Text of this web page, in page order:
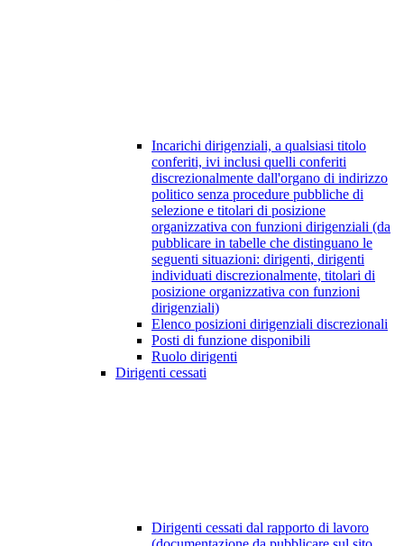
Incarichi dirigenziali, a qualsiasi titolo
conferiti, ivi inclusi quelli conferiti
discrezionalmente dall'organo di indirizzo
politico senza procedure pubbliche di
selezione e titolari di posizione
organizzativa con funzioni dirigenziali (da
pubblicare in tabelle che distinguano le
seguenti situazioni: dirigenti, dirigenti
individuati discrezionalmente, titolari di
posizione organizzativa con funzioni
dirigenziali)
Elenco posizioni dirigenziali discrezionali
Posti di funzione disponibili
Ruolo dirigenti
Dirigenti cessati
Dirigenti cessati dal rapporto di lavoro